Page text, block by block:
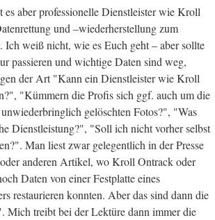
aber professionelle Dienstleister wie Kroll
und –wiederherstellung zum
Ich weiß nicht, wie es Euch geht – aber sollte
passieren und wichtige Daten sind weg,
der Art "Kann ein Dienstleister wie Kroll
"Kümmern die Profis sich ggf. auch um die
gelöschten Fotos?", "Was
Dienstleistung?", "Soll ich nicht vorher selbst
Man liest zwar gelegentlich in der Presse
anderen Artikel, wo Kroll Ontrack oder
Daten von einer Festplatte eines
restaurieren konnten. Aber das sind dann die
Mich treibt bei der Lektüre dann immer die